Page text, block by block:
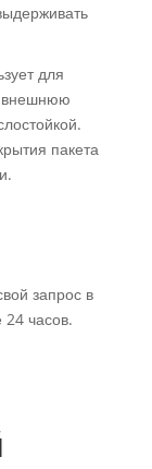
для
внешнюю
пакета
запрос в
часов.